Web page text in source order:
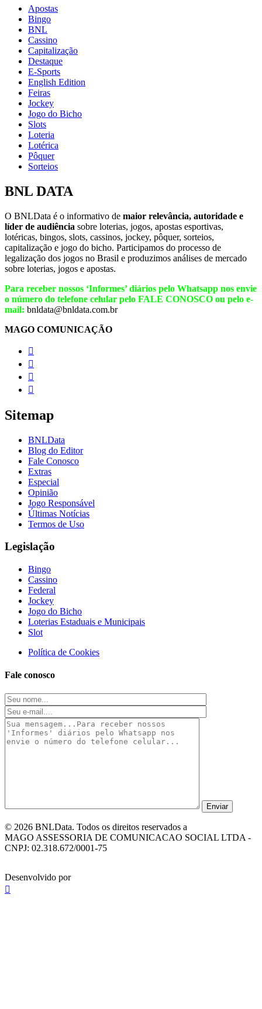
Apostas
Bingo
BNL
Cassino
Capitalização
Destaque
E-Sports
English Edition
Feiras
Jockey
Jogo do Bicho
Slots
Loteria
Lotérica
Pôquer
Sorteios
BNL DATA
O BNLData é o informativo de maior relevância, autoridade e
líder de audiência sobre loterias, jogos, apostas esportivas,
lotéricas, bingos, slots, cassinos, jockey, pôquer, sorteios,
capitalização e jogo do bicho. Participamos do processo de
legalização dos jogos no Brasil e produzimos análises de mercado
sobre loterias, jogos e apostas.
Para receber nossos ‘Informes’ diários pelo Whatsapp nos envie
o número do telefone celular pelo FALE CONOSCO ou pelo e-
mail: bnldata@bnldata.com.br
MAGO COMUNICAÇÃO




Sitemap
BNLData
Blog do Editor
Fale Conosco
Extras
Especial
Opinião
Jogo Responsável
Últimas Notícias
Termos de Uso
Legislação
Bingo
Cassino
Federal
Jockey
Jogo do Bicho
Loterias Estaduais e Municipais
Slot
Política de Cookies
Fale conosco
© 2026 BNLData. Todos os direitos reservados a
MAGO ASSESSORIA DE COMUNICACAO SOCIAL LTDA -
CNPJ: 02.318.672/0001-75
Desenvolvido por
